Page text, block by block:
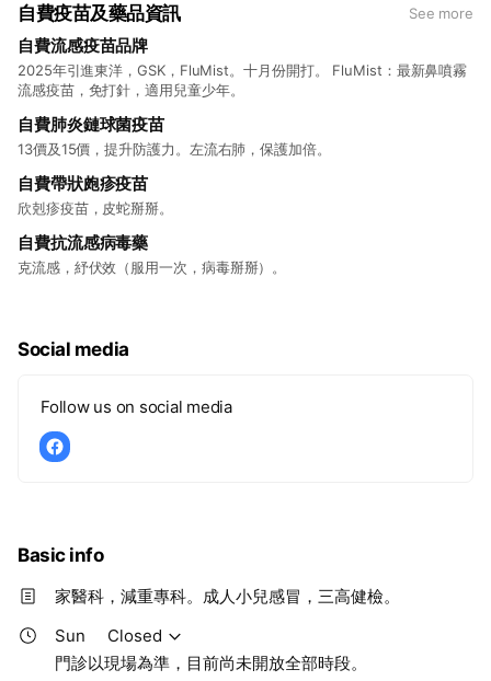
自費疫苗及藥品資訊 See more
自費流感疫苗品牌
2025年引進東洋，GSK，FluMist。十月份開打。 FluMist：最新鼻噴霧
流感疫苗，免打針，適用兒童少年。
自費肺炎鏈球菌疫苗
13價及15價，提升防護力。左流右肺，保護加倍。
自費帶狀皰疹疫苗
欣剋疹疫苗，皮蛇掰掰。
自費抗流感病毒藥
克流感，紓伏效（服用一次，病毒掰掰）。
Social media
Follow us on social media
Basic info
家醫科，減重專科。成人小兒感冒，三高健檢。
Sun
Closed
門診以現場為準，目前尚未開放全部時段。